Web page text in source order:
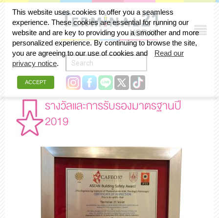
รางวัลและการรับรองมาตรฐานปี
2019
This website uses cookies to offer you a seamless
experience. These cookies are essential for running our
website and are key to providing you a smoother and more
personalized experience. By continuing to browse the site,
you are agreeing to our use of cookies and
Read our
privacy notice.
ACCEPT